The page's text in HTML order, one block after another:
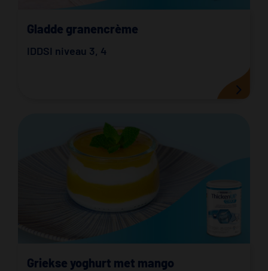
Gladde granencrème
IDDSI niveau 3, 4
Griekse yoghurt met mango